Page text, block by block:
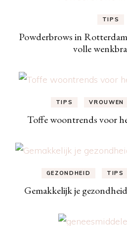
TIPS
Powderbrows in
volle
TIPS VROUWEN
Toffe woontrends voor
GEZONDHEID TIPS
Gemakkelijk je